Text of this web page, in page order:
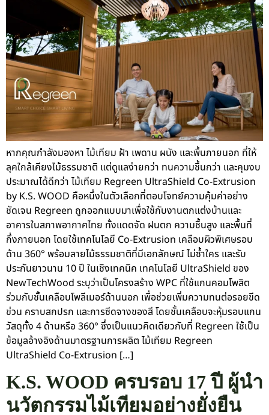
หากคุณกำลังมองหา ไม้เทียม ฝ้า เพดาน ผนัง และพื้นภายนอก ที่ให้
ลุคใกล้เคียงไม้ธรรมชาติ แต่ดูแลง่ายกว่า ทนความชื้นกว่า และคุมงบ
ประมาณได้ดีกว่า ไม้เทียม Regreen UltraShield Co-Extrusion
by K.S. WOOD คือหนึ่งในตัวเลือกที่ตอบโจทย์ความคุ้มค่าอย่าง
ชัดเจน Regreen ถูกออกแบบมาเพื่อใช้กับงานตกแต่งบ้านและ
อาคารในสภาพอากาศไทย ทั้งแดดจัด ฝนตก ความชื้นสูง และพื้นที่
กึ่งภายนอก โดยใช้เทคโนโลยี Co-Extrusion เคลือบผิวพิเศษรอบ
ด้าน 360° พร้อมลายไม้ธรรมชาติที่มีเอกลักษณ์ ไม่ซ้ำใคร และรับ
ประกันยาวนาน 10 ปี ในเชิงเทคนิค เทคโนโลยี UltraShield ของ
NewTechWood ระบุว่าเป็นโครงสร้าง WPC ที่ใช้แกนคอมโพสิต
ร่วมกับชั้นเคลือบโพลีเมอร์ด้านนอก เพื่อช่วยเพิ่มความทนต่อรอยขีด
ข่วน คราบสกปรก และการซีดจางของสี โดยชั้นเคลือบจะหุ้มรอบแกน
วัสดุทั้ง 4 ด้านหรือ 360° ซึ่งเป็นแนวคิดเดียวกับที่ Regreen ใช้เป็น
ข้อมูลอ้างอิงด้านมาตรฐานการผลิต ไม้เทียม Regreen
UltraShield Co-Extrusion […]
K.S. WOOD ครบรอบ 17 ปี ผู้นำ
นวัตกรรมไม้เทียมอย่างยั่งยืน